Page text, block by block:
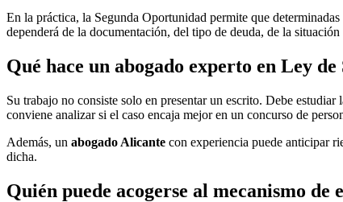
En la práctica, la Segunda Oportunidad permite que
dependerá de la documentación, del tipo de deuda, de la
Qué hace un abogado experto en Ley
Su trabajo no consiste solo en presentar un escrito. Debe
conviene analizar si el caso encaja mejor en un concurso de
Además, un abogado Alicante con experiencia puede anticipar
dicha.
Quién puede acogerse al mecanismo de